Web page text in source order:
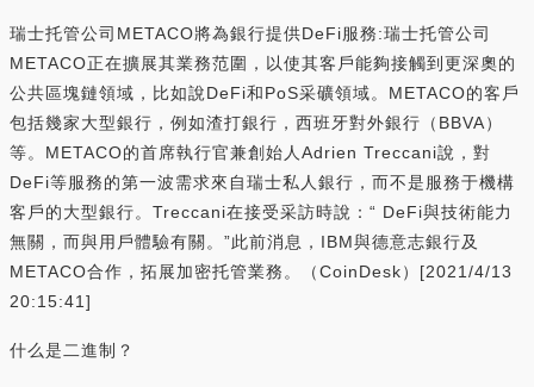
瑞士托管公司METACO將為銀行提供DeFi服務:瑞士托管公司
METACO正在擴展其業務范圍，以使其客戶能夠接觸到更深奧的
公共區塊鏈領域，比如說DeFi和PoS采礦領域。METACO的客戶
包括幾家大型銀行，例如渣打銀行，西班牙對外銀行（BBVA）
等。METACO的首席執行官兼創始人Adrien Treccani說，對
DeFi等服務的第一波需求來自瑞士私人銀行，而不是服務于機構
客戶的大型銀行。Treccani在接受采訪時說：“ DeFi與技術能力
無關，而與用戶體驗有關。”此前消息，IBM與德意志銀行及
METACO合作，拓展加密托管業務。（CoinDesk）[2021/4/13
20:15:41]
什么是二進制？